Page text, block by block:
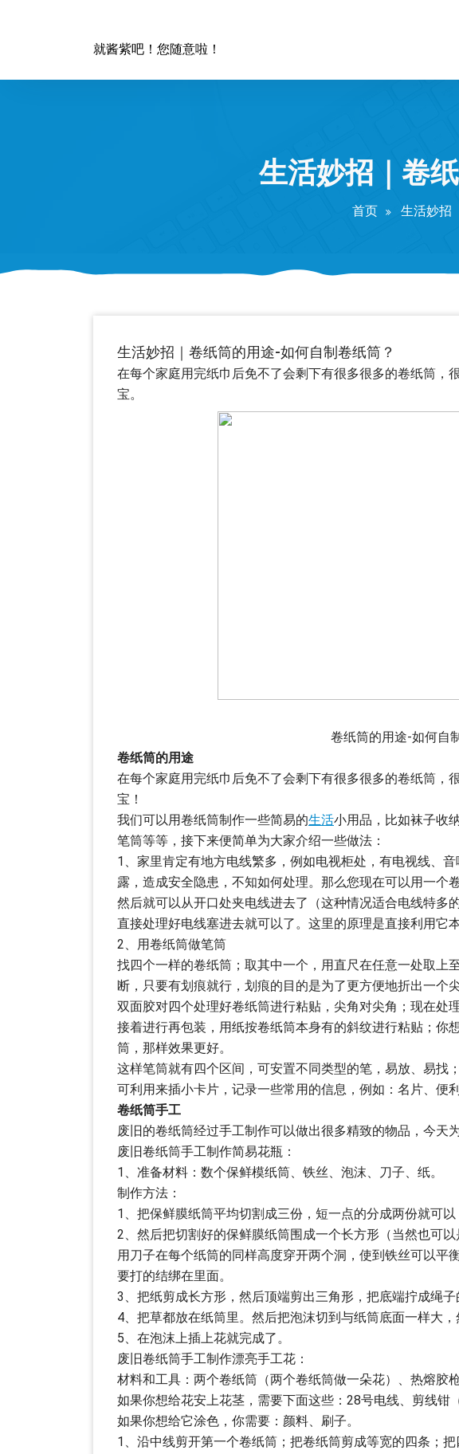
就酱紫吧！您随意啦！
生活妙招｜卷
首页 生活妙招
生活妙招｜卷纸筒的用途-如何自制卷纸筒？
在每个家庭用完纸巾后免不了会剩下有很多很多的卷纸筒，
宝。
卷纸筒的用途-如何自
卷纸筒的用途
在每个家庭用完纸巾后免不了会剩下有很多很多的卷纸筒，
宝！
我们可以用卷纸筒制作一些简易的生活小用品，比如袜子收
笔筒等等，接下来便简单为大家介绍一些做法：
1、家里肯定有地方电线繁多，例如电视柜处，有电视线、
露，造成安全隐患，不知如何处理。那么您现在可以用一个
然后就可以从开口处夹电线进去了（这种情况适合电线特多
直接处理好电线塞进去就可以了。这里的原理是直接利用它
2、用卷纸筒做笔筒
找四个一样的卷纸筒；取其中一个，用直尺在任意一处取上
断，只要有划痕就行，划痕的目的是为了更方便地折出一个
双面胶对四个处理好卷纸筒进行粘贴，尖角对尖角；现在处
接着进行再包装，用纸按卷纸筒本身有的斜纹进行粘贴；你
筒，那样效果更好。
这样笔筒就有四个区间，可安置不同类型的笔，易放、易找
可利用来插小卡片，记录一些常用的信息，例如：名片、便利
卷纸筒手工
废旧的卷纸筒经过手工制作可以做出很多精致的物品，今天
废旧卷纸筒手工制作简易花瓶：
1、准备材料：数个保鲜模纸筒、铁丝、泡沫、刀子、纸。
制作方法：
1、把保鲜膜纸筒平均切割成三份，短一点的分成两份就可以
2、然后把切割好的保鲜膜纸筒围成一个长方形（当然也可
用刀子在每个纸筒的同样高度穿开两个洞，使到铁丝可以平
要打的结绑在里面。
3、把纸剪成长方形，然后顶端剪出三角形，把底端拧成绳子
4、把草都放在纸筒里。然后把泡沫切到与纸筒底面一样大，
5、在泡沫上插上花就完成了。
废旧卷纸筒手工制作漂亮手工花：
材料和工具：两个卷纸筒（两个卷纸筒做一朵花）、热熔胶
如果你想给花安上花茎，需要下面这些：28号电线、剪线钳
如果你想给它涂色，你需要：颜料、刷子。
1、沿中线剪开第一个卷纸筒；把卷纸筒剪成等宽的四条；